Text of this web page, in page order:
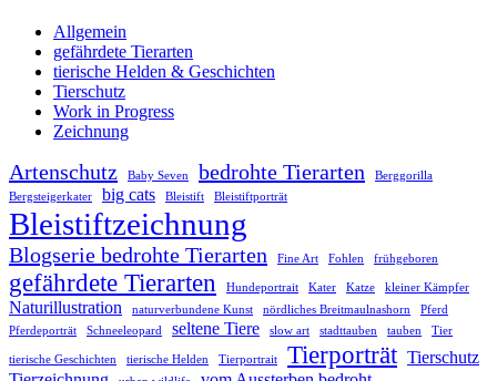
Allgemein
gefährdete Tierarten
tierische Helden & Geschichten
Tierschutz
Work in Progress
Zeichnung
Artenschutz Baby Seven bedrohte Tierarten
Berggorilla
Bergsteigerkater
big cats Bleistift Bleistiftporträt
Bleistiftzeichnung
Blogserie bedrohte Tierarten Fine Art Fohlen frühgeboren
gefährdete Tierarten Hundeportrait Kater Katze kleiner Kämpfer
Naturillustration naturverbundene Kunst nördliches Breitmaulnashorn
Pferd
Pferdeporträt
Schneeleopard seltene Tiere slow art stadttauben tauben Tier
tierische Geschichten tierische Helden Tierportrait Tierporträt Tierschutz